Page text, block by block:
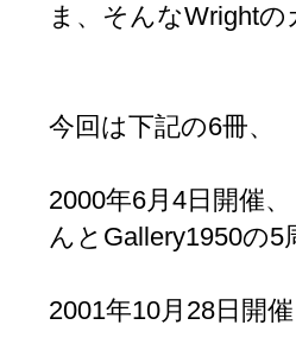
ま、そんなWright
今回は下記の6冊、
2000年6月4日開催
んとGallery1950の
2001年10月28日開催